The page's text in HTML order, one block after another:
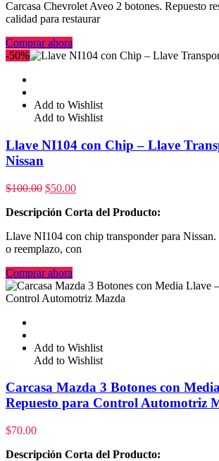
Carcasa Chevrolet Aveo 2 botones. Repuesto
calidad para restaurar
Comprar ahora
-50%
Add to Wishlist
Add to Wishlist
Llave NI104 con Chip – Llave
Nissan
$100.00 $50.00
Descripción Corta del Producto:
Llave NI104 con chip transponder para
o reemplazo, con
Comprar ahora
Add to Wishlist
Add to Wishlist
Carcasa Mazda 3 Botones con
Repuesto para Control Automotriz
$70.00
Descripción Corta del Producto: